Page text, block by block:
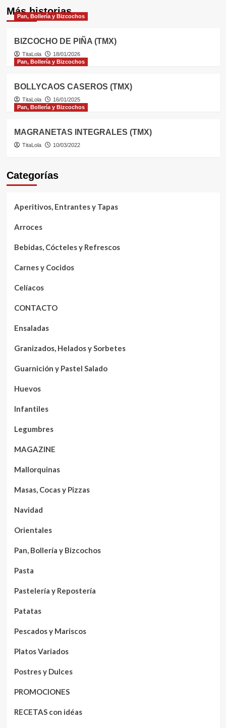
Más historias
Pan, Bollería y Bizcochos
BIZCOCHO DE PIÑA (TMX)
TitaLola
18/01/2026
Pan, Bollería y Bizcochos
BOLLYCAOS CASEROS (TMX)
TitaLola
16/01/2025
Pan, Bollería y Bizcochos
MAGRANETAS INTEGRALES (TMX)
TitaLola 10/03/2022
Categorías
Aperitivos, Entrantes y Tapas
Arroces
Bebidas, Cócteles y Refrescos
Carnes y Cocidos
Celíacos
CONTACTO
Ensaladas
Granizados, Helados y Sorbetes
Guarnición y Pastel Salado
Huevos
Infantiles
Legumbres
MAGAZINE
Mallorquinas
Masas, Cocas y Pizzas
Navidad
Orientales
Pan, Bollería y Bizcochos
Pasta
Pastelería y Repostería
Patatas
Pescados y Mariscos
Platos Variados
Postres y Dulces
PROMOCIONES
RECETAS con idéas